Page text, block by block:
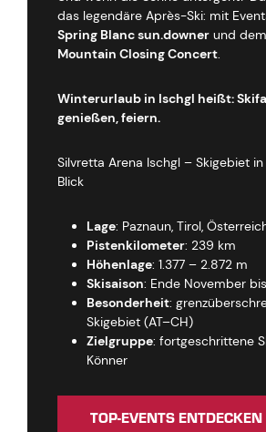
das legendäre Après-Ski: mit
Spring Blanc sun.downer und dem
Mountain Closing Concert.
Winterurlaub in Ischgl heißt:
genießen, feiern.
Silvretta Arena Ischgl – Skigebiet
Blick
Lage: Paznaun, Tirol,
Pistenkilometer: 239 km
Höhenlage: 1.377 – 2.872 m
Skisaison: Ende November
Besonderheit:
Skigebiet (AT–CH)
Zielgruppe: fortgeschrittene
Könner
TOP-EVENTS ENTDECKEN